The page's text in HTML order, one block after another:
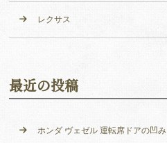
レクサス
最近の投稿
ホンダ ヴェゼル 運転席ドアの凹み